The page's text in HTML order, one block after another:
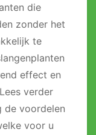
die
zonder het
te
effect en
verder
de voordelen
voor u